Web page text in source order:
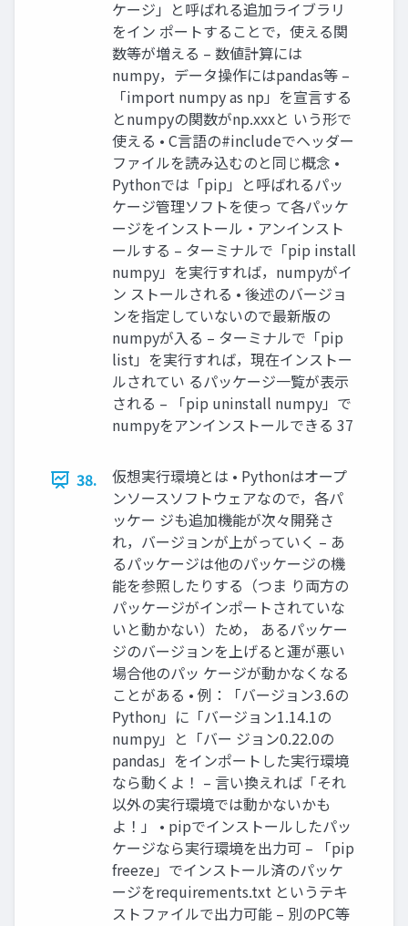
ケージ」と呼ばれる追加ライブラリ
をイン ポートすることで，使える関
数等が増える – 数値計算には
numpy，データ操作にはpandas等 –
「import numpy as np」を宣言する
とnumpyの関数がnp.xxxと いう形で
使える • C言語の#includeでヘッダー
ファイルを読み込むのと同じ概念 •
Pythonでは「pip」と呼ばれるパッ
ケージ管理ソフトを使っ て各パッケ
ージをインストール・アンインスト
ールする – ターミナルで「pip install
numpy」を実行すれば，numpyがイ
ン ストールされる • 後述のバージョ
ンを指定していないので最新版の
numpyが入る – ターミナルで「pip
list」を実行すれば，現在インストー
ルされてい るパッケージ一覧が表示
される – 「pip uninstall numpy」で
numpyをアンインストールできる 37
38.
仮想実行環境とは • Pythonはオープ
ンソースソフトウェアなので，各パ
ッケー ジも追加機能が次々開発さ
れ，バージョンが上がっていく – あ
るパッケージは他のパッケージの機
能を参照したりする（つま り両方の
パッケージがインポートされていな
いと動かない）ため， あるパッケー
ジのバージョンを上げると運が悪い
場合他のパッ ケージが動かなくなる
ことがある • 例：「バージョン3.6の
Python」に「バージョン1.14.1の
numpy」と「バー ジョン0.22.0の
pandas」をインポートした実行環境
なら動くよ！ – 言い換えれば「それ
以外の実行環境では動かないかも
よ！」 • pipでインストールしたパッ
ケージなら実行環境を出力可 – 「pip
freeze」でインストール済のパッケ
ージをrequirements.txt というテキ
ストファイルで出力可能 – 別のPC等